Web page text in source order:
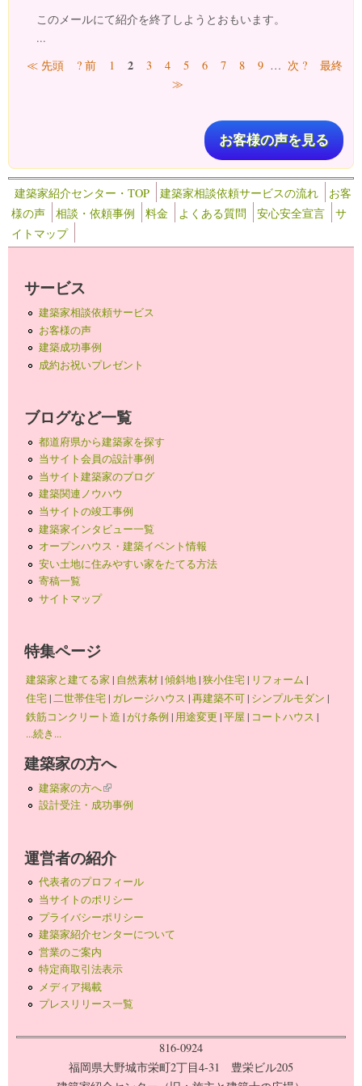
このメールにて紹介を終了しようとおもいます。
...
ページ
≪ 先頭 ? 前 1 2 3 4 5 6 7 8 9 … 次 ?
最終
≫
お客様の声を見る
建築家紹介センター・TOP 建築家相談依頼サービスの流れ
お客
様の声
相談・依頼事例 料金 よくある質問 安心安全宣言
サ
イトマップ
サービス
建築家相談依頼サービス
お客様の声
建築成功事例
成約お祝いプレゼント
ブログなど一覧
都道府県から建築家を探す
当サイト会員の設計事例
当サイト建築家のブログ
建築関連ノウハウ
当サイトの竣工事例
建築家インタビュー一覧
オープンハウス・建築イベント情報
安い土地に住みやすい家をたてる方法
寄稿一覧
サイトマップ
特集ページ
建築家と建てる家 | 自然素材|傾斜地|狭小住宅| リフォーム |
住宅|二世帯住宅| ガレージハウス |再建築不可| シンプルモダン |
鉄筋コンクリート造 |がけ条例 | 用途変更 |平屋 | コートハウス |
...続き...
建築家の方へ
建築家の方へ(link is external)
設計受注・成功事例
運営者の紹介
代表者のプロフィール
当サイトのポリシー
プライバシーポリシー
建築家紹介センターについて
営業のご案内
特定商取引法表示
メディア掲載
プレスリリース一覧
816-0924
福岡県大野城市栄町2丁目4-31 豊栄ビル205